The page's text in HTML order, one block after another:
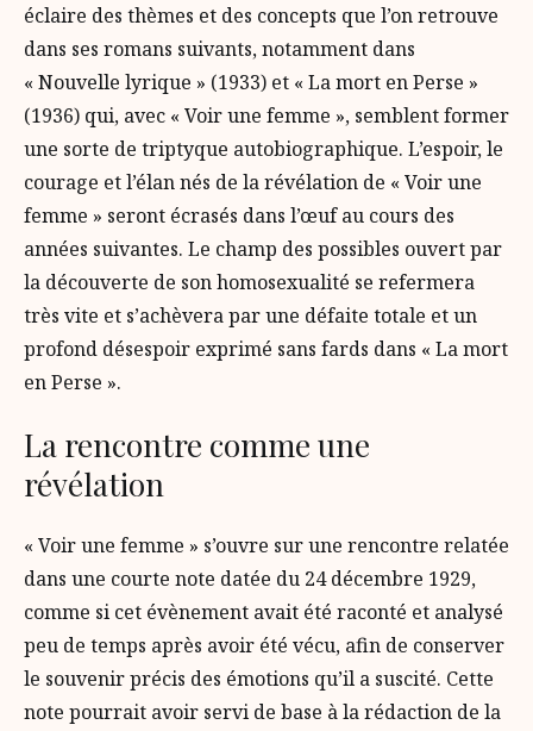
éclaire des thèmes et des concepts que l’on retrouve
dans ses romans suivants, notamment dans
« Nouvelle lyrique » (1933) et « La mort en Perse »
(1936) qui, avec « Voir une femme », semblent former
une sorte de triptyque autobiographique. L’espoir, le
courage et l’élan nés de la révélation de « Voir une
femme » seront écrasés dans l’œuf au cours des
années suivantes. Le champ des possibles ouvert par
la découverte de son homosexualité se refermera
très vite et s’achèvera par une défaite totale et un
profond désespoir exprimé sans fards dans « La mort
en Perse ».
La rencontre comme une
révélation
« Voir une femme » s’ouvre sur une rencontre relatée
dans une courte note datée du 24 décembre 1929,
comme si cet évènement avait été raconté et analysé
peu de temps après avoir été vécu, afin de conserver
le souvenir précis des émotions qu’il a suscité. Cette
note pourrait avoir servi de base à la rédaction de la